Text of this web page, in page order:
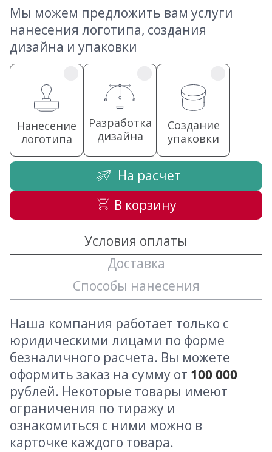
Мы можем предложить вам услуги
нанесения логотипа, создания
дизайна и упаковки
Нанесение
логотипа
Разработка
дизайна
Создание
упаковки
На расчет
В корзину
Условия оплаты
Доставка
Способы нанесения
Наша компания работает только с
юридическими лицами по форме
безналичного расчета. Вы можете
оформить заказ на сумму от 100 000
рублей. Некоторые товары имеют
ограничения по тиражу и
ознакомиться с ними можно в
карточке каждого товара.